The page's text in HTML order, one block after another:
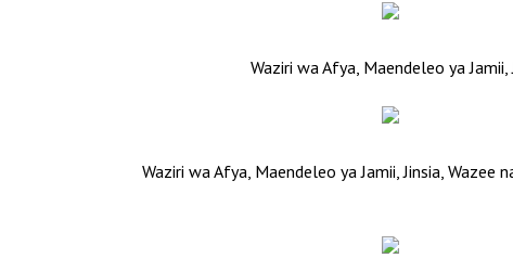
Waziri wa Afya, Maendeleo ya
Waziri wa Afya, Maendeleo ya Jamii, Jinsia,